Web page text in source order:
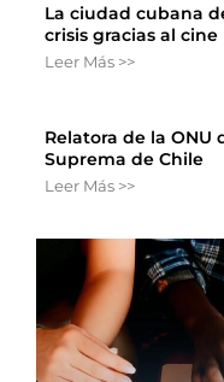
La ciudad cubana
crisis gracias al cine
Leer Más >>
Relatora de la ONU
Suprema de Chile
Leer Más >>